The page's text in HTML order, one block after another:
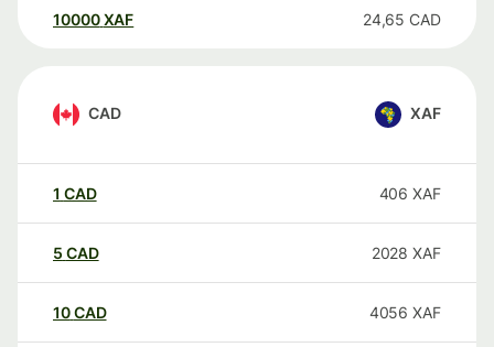
10000 XAF 24,65 CAD
CAD XAF
1 CAD 406 XAF
5 CAD 2028 XAF
10CAD 4056 XAF